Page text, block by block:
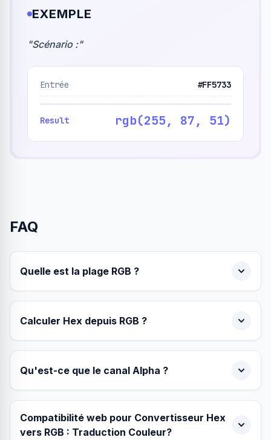
EXEMPLE
"Scénario :"
Entrée #FF5733
Result rgb(255, 87, 51)
FAQ
Quelle est la plage RGB ?
Calculer Hex depuis RGB ?
Qu'est-ce que le canal Alpha ?
Compatibilité web pour Convertisseur Hex
vers RGB : Traduction Couleur?